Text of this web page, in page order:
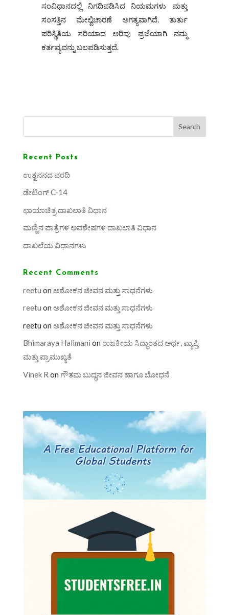
ಸಂವಿಧಾನದಲ್ಲಿ ನಿಗದಿಪಡಿಸಿದ ನಿಯಮಗಳು ಮತ್ತು
ಸಂಸತ್ತಿನ ಮೇಲ್ವಿಚಾರಣೆ ಅಗತ್ಯವಾಗಿದೆ. ತುರ್ತು
ಪರಿಸ್ಥಿತಿಯ ಸರಿಯಾದ ಅರಿವು ಪ್ರಜೆಯಾಗಿ ನಮ್ಮ
ಕರ್ತವ್ಯವನ್ನು ಬಲಪಡಿಸುತ್ತದೆ.
Search
Recent Posts
ಉತ್ಖನನದ ವರದಿ
ಡೇಟಿಂಗ್ C-14
ಛಾಯಾಚಿತ್ರ ದಾಖಲಾತಿ ವಿಧಾನ
ಮಣ್ಣಿನ ಪಾತ್ರೆಗಳ ಅವಶೇಷಗಳ ದಾಖಲಾತಿ ವಿಧಾನ
ದಾಖಲೆಯ ವಿಧಾನಗಳು
Recent Comments
reetu on ಅಶೋಕನ ಜೀವನ ಮತ್ತು ಸಾಧನೆಗಳು
reetu on ಅಶೋಕನ ಜೀವನ ಮತ್ತು ಸಾಧನೆಗಳು
reetu on ಅಶೋಕನ ಜೀವನ ಮತ್ತು ಸಾಧನೆಗಳು
Bhimaraya Halimani on ರಾಜಕೀಯ ಸಿದ್ಧಾಂತದ ಅರ್ಥ, ವ್ಯಾಪ್ತಿ
ಮತ್ತು ಪ್ರಾಮುಖ್ಯತೆ
Vinek R on ಗೌತಮ ಬುದ್ಧನ ಜೀವನ ಹಾಗೂ ಬೋಧನೆ